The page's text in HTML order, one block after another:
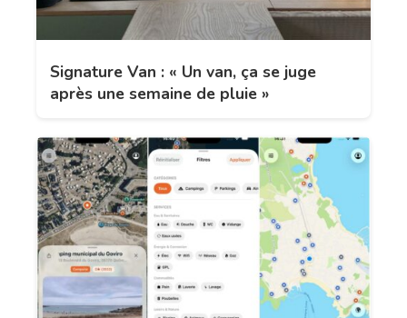
Signature Van : « Un van, ça se juge
après une semaine de pluie »